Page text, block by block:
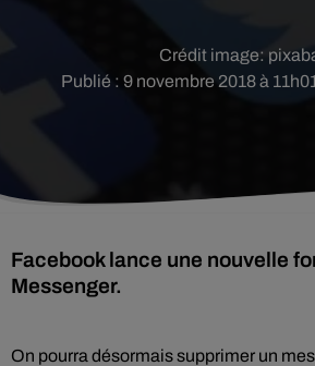
Publié : 9 novembre 2018 à
Crédit image:
Facebook lance une nouvelle
Messenger.
On pourra désormais supprimer un